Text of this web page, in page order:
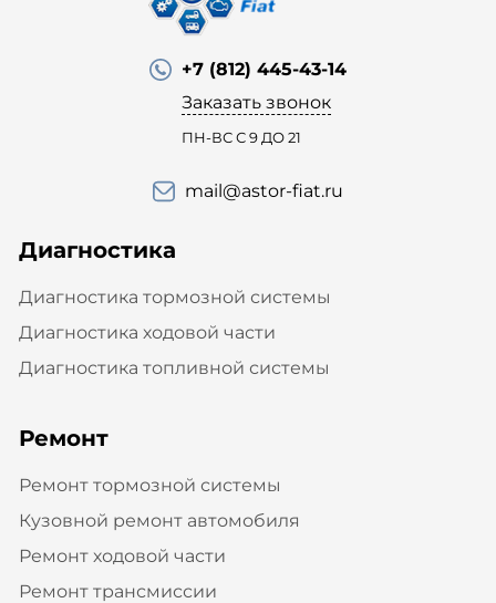
+7 (812) 445-43-14
Заказать звонок
ПН-ВС С 9 ДО 21
mail@astor-fiat.ru
Диагностика
Диагностика тормозной системы
Диагностика ходовой части
Диагностика топливной системы
Ремонт
Ремонт тормозной системы
Кузовной ремонт автомобиля
Ремонт ходовой части
Ремонт трансмиссии